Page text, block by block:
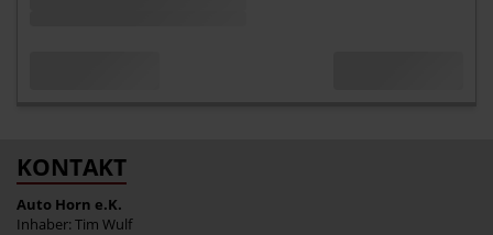
KONTAKT
Auto Horn e.K.
Inhaber: Tim Wulf